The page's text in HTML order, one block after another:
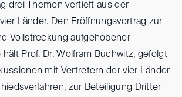
drei Themen vertieft aus der
Länder. Den Eröffnungsvortrag zur
Vollstreckung aufgehobener
Prof. Dr. Wolfram Buchwitz, gefolgt
mit Vertretern der vier Länder
zur Beteiligung Dritter